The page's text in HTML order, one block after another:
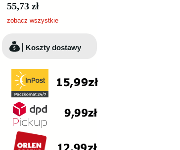
55,73 zł
zobacz wszystkie
Koszty dostawy